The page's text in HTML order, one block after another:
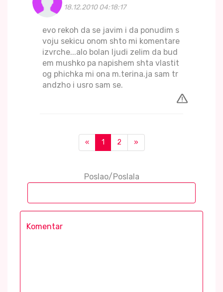
18.12.2010 04:18:17
evo rekoh da se javim i da ponudim s
voju sekicu onom shto mi komentare
izvrche...alo bolan ljudi zelim da bud
em mushko pa napishem shta vlastit
og phichka mi ona m.terina.ja sam tr
andzho i usro sam se.
« 1 2 »
Poslao/Poslala